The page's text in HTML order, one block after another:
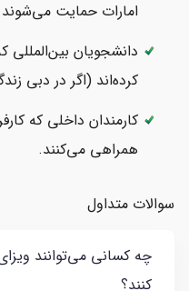
امارات حمایت
دانشجویان بین‌المللی
کرده‌اند (اگر در دبی
کارمندان داخلی که
همراهی می‌کنند.
سوالات متداول
چه کسانی می‌توانند
کنند؟